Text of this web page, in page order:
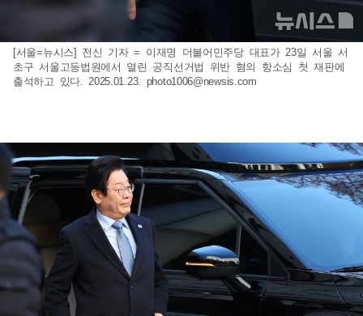
[서울=뉴시스] 전신 기자 = 이재명 더불어민주당 대표가 23일 서울 서
초구 서울고등법원에서 열린 공직선거법 위반 혐의 항소심 첫 재판에
출석하고 있다. 2025.01.23. photo1006@newsis.com